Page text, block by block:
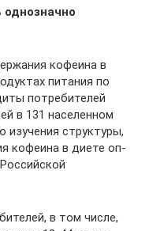
кофеина в
питания по
потребителей
в 131 населенном
изучения структуры,
кофеина в диете оп­
в том числе,